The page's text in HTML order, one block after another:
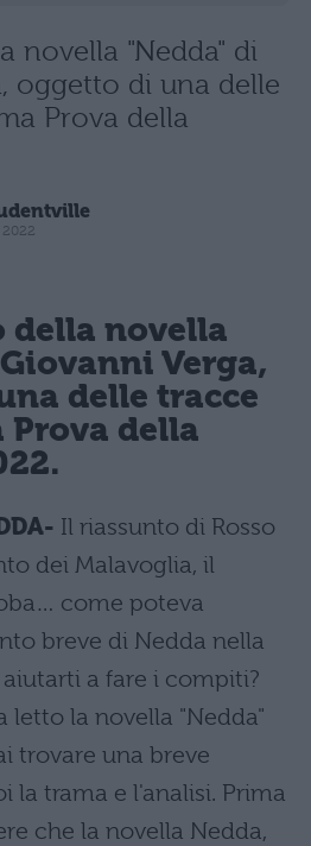
novella "Nedda" di
oggetto di una delle
Prova della
della novella
Verga,
delle tracce
Prova della
Il riassunto di Rosso
dei Malavoglia, il
come poteva
breve di Nedda nella
a fare i compiti?
letto la novella "Nedda"
trovare una breve
la trama e l'analisi. Prima
che la novella Nedda,